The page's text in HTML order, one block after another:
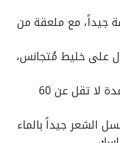
جيداً، مع ملعقة من
على خليط مُتجانس،
يتم وضع الماسك على البشرة لمدة لا تقل عن 60
الشعر جيداً بالماء